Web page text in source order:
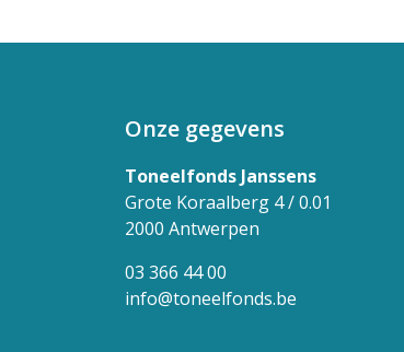
Onze gegevens
Toneelfonds Janssens
Grote Koraalberg 4 / 0.01
2000 Antwerpen
03 366 44 00
info@toneelfonds.be